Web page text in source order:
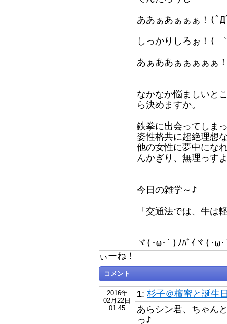
ああぁあぁぁぁ！(ﾟ
しっかりしろぉ！(
あぁああぁぁぁぁ
なかなか悩ましいと
ら決めますか。
鉄拳に出会ってしま
姿性格共に超絶理想
他の女性に夢中にな
んかぎり、無理っす
今日の雑学～♪
「交通法では、牛は
ヾ(･ω･`)ﾉﾊﾞｲヾ(･ω
ぃーね！
コメント
2016年
02月22日
01:45
1: 杉子＠檀蜜と誕生
あらシン君、ちゃん
っ♪